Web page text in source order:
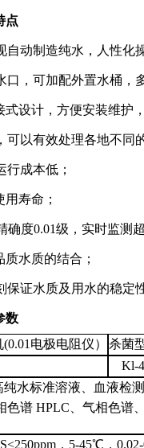
点
动制造纯水，人性化
，可加配外置水桶，
设计，方便安装维护
以有效处理各地不同
成本低；
寿命；
度0.01级，实时监测
水质的结合；
证水质及用水的稳定
数
电极电阻仪）
杀菌
Kl-
水标准溶液、血液检
色谱 HPLC、气相色谱
，5-45℃，